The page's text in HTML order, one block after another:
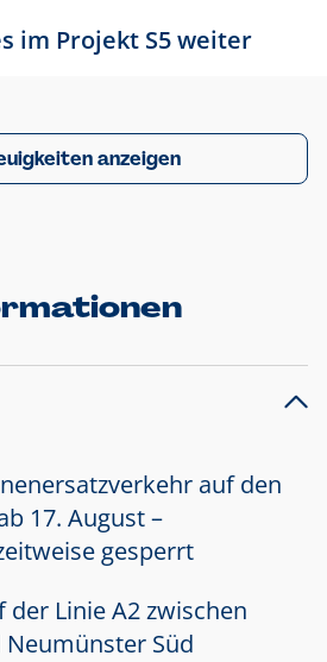
im Projekt S5 weiter
anzeigen
auf den
17. August –
gesperrt
der Linie A2 zwischen
Neumünster Süd